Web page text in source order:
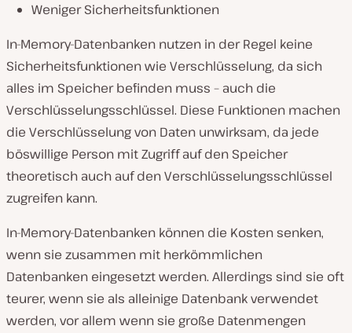
Weniger Sicherheitsfunktionen
In-Memory-Datenbanken nutzen in der Regel keine
Sicherheitsfunktionen wie Verschlüsselung, da sich
alles im Speicher befinden muss – auch die
Verschlüsselungsschlüssel. Diese Funktionen machen
die Verschlüsselung von Daten unwirksam, da jede
böswillige Person mit Zugriff auf den Speicher
theoretisch auch auf den Verschlüsselungsschlüssel
zugreifen kann.
In-Memory-Datenbanken können die Kosten senken,
wenn sie zusammen mit herkömmlichen
Datenbanken eingesetzt werden. Allerdings sind sie oft
teurer, wenn sie als alleinige Datenbank verwendet
werden, vor allem wenn sie große Datenmengen